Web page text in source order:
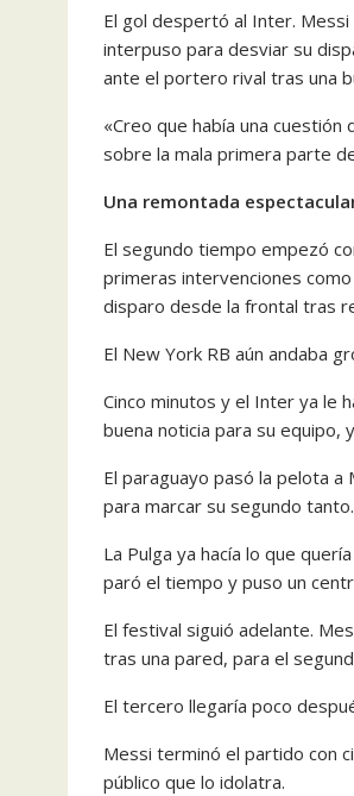
El gol despertó al Inter.
interpuso para desviar su
ante el portero rival tras una
«Creo que había una
sobre la mala primera parte
Una remontada
El segundo tiempo empezó
primeras intervenciones
disparo desde la frontal tras
El New York RB aún andaba
Cinco minutos y el Inter ya le
buena noticia para su equipo,
El paraguayo pasó la pelota
para marcar su segundo tanto.
La Pulga ya hacía lo que
paró el tiempo y puso un
El festival siguió adelante.
tras una pared, para el
El tercero llegaría poco
Messi terminó el partido con
público que lo idolatra.